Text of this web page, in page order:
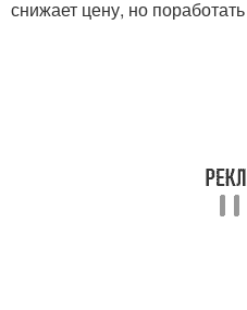
снижает цену, но